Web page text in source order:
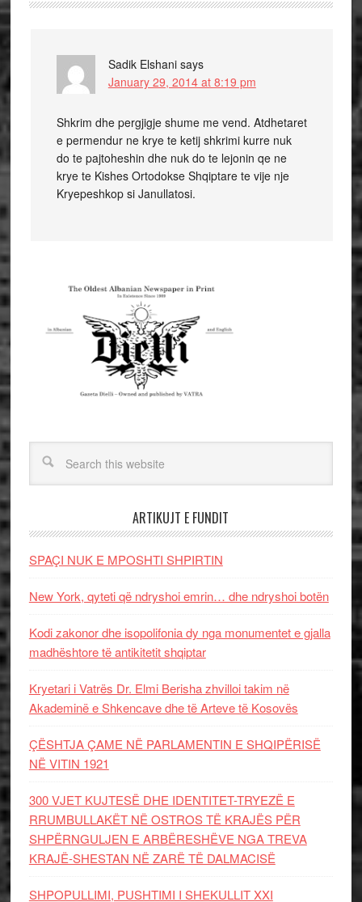
Sadik Elshani says
January 29, 2014 at 8:19 pm
Shkrim dhe pergjigje shume me vend. Atdhetaret
e permendur ne krye te ketij shkrimi kurre nuk
do te pajtoheshin dhe nuk do te lejonin qe ne
krye te Kishes Ortodokse Shqiptare te vije nje
Kryepeshkop si Janullatosi.
ARTIKUJT E FUNDIT
SPAÇI NUK E MPOSHTI SHPIRTIN
New York, qyteti që ndryshoi emrin… dhe ndryshoi botën
Kodi zakonor dhe isopolifonia dy nga monumentet e gjalla
madhështore të antikitetit shqiptar
Kryetari i Vatrës Dr. Elmi Berisha zhvilloi takim në
Akademinë e Shkencave dhe të Arteve të Kosovës
ÇËSHTJA ÇAME NË PARLAMENTIN E SHQIPËRISË
NË VITIN 1921
300 VJET KUJTESË DHE IDENTITET-TRYEZË E
RRUMBULLAKËT NË OSTROS TË KRAJËS PËR
SHPËRNGULJEN E ARBËRESHËVE NGA TREVA
KRAJË-SHESTAN NË ZARË TË DALMACISË
SHPOPULLIMI, PUSHTIMI I SHEKULLIT XXI